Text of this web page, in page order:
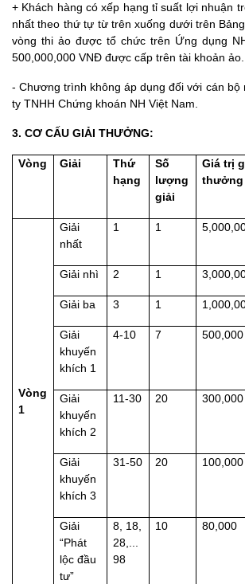
+ Khách hàng có xếp hạng tỉ suất lợi nhuận
nhất theo thứ tự từ trên xuống dưới trên
vòng thi ảo được tổ chức trên Ứng dụng
500,000,000 VNĐ được cấp trên tài khoản ảo.
- Chương trình không áp dụng đối với cán bộ
ty TNHH Chứng khoán NH Việt Nam.
3. CƠ CẤU GIẢI THƯỞNG:
Vòng Giải
Thứ
hạng
Số
lượng
giải
Giá trị
thưởng
Vòng
1
Giải
nhất
1 1
Giải nhì 2 1
Giải ba 3 1
Giải
khuyến
khích 1
4-10 7 500,000
Giải
khuyến
khích 2
11-30 20 300,000
Giải
khuyến
khích 3
31-50 20 100,000
Giải
“Phát
lộc đầu
tư”
8, 18,
28,...
98
10 80,000